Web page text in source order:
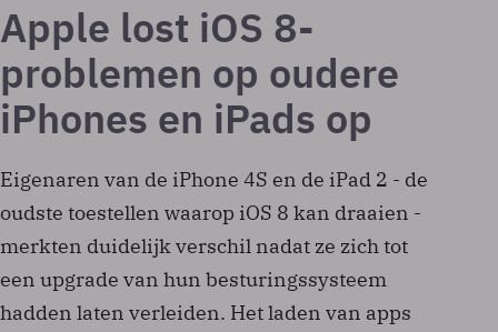
Apple lost iOS 8-
problemen op oudere
iPhones en iPads op
Eigenaren van de iPhone 4S en de iPad 2 - de
oudste toestellen waarop iOS 8 kan draaien -
merkten duidelijk verschil nadat ze zich tot
een upgrade van hun besturingssysteem
hadden laten verleiden. Het laden van apps